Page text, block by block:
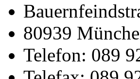
80939
Telefon: 089